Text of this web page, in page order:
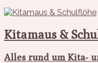
Kitamaus &
Alles rund um Kita-